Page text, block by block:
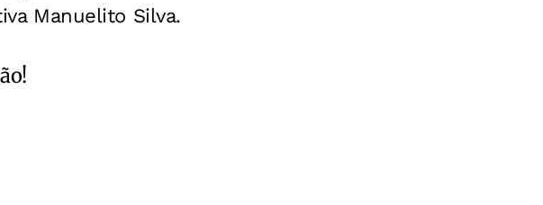
Manuelito Silva.